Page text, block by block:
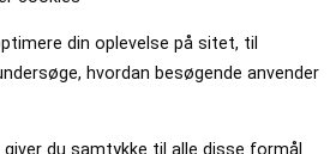
din oplevelse på sitet, til
hvordan besøgende anvender
du samtykke til alle disse formål.